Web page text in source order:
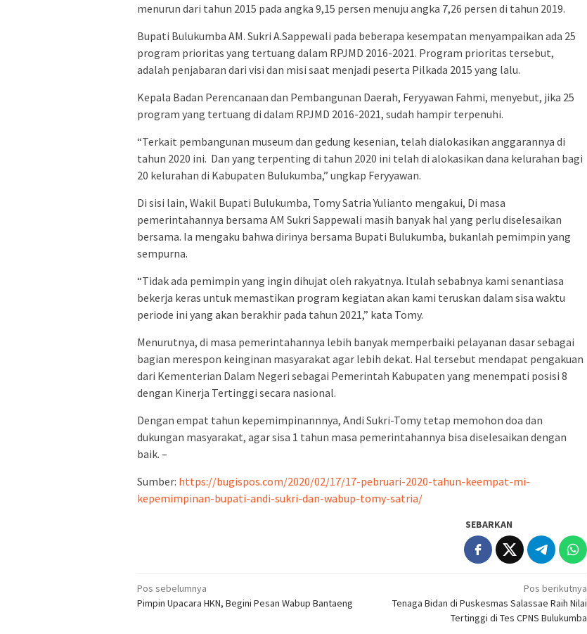
menurun dari tahun 2015 pada angka 9,15 persen menuju angka 7,26 persen di tahun 2019.
Bupati Bulukumba AM. Sukri A.Sappewali pada beberapa kesempatan menyampaikan ada 25
program prioritas yang tertuang dalam RPJMD 2016-2021. Program prioritas tersebut,
adalah penjabaran dari visi dan misi saat menjadi peserta Pilkada 2015 yang lalu.
Kepala Badan Perencanaan dan Pembangunan Daerah, Feryyawan Fahmi, menyebut, jika 25
program yang tertuang di dalam RPJMD 2016-2021, sudah hampir terpenuhi.
“Terkait pembangunan museum dan gedung kesenian, telah dialokasikan anggarannya di
tahun 2020 ini. Dan yang terpenting di tahun 2020 ini telah di alokasikan dana kelurahan bagi
20 kelurahan di Kabupaten Bulukumba,” ungkap Feryyawan.
Di sisi lain, Wakil Bupati Bulukumba, Tomy Satria Yulianto mengakui, Di masa
pemerintahannya bersama AM Sukri Sappewali masih banyak hal yang perlu diselesaikan
bersama. Ia mengaku bahwa dirinya bersama Bupati Bulukumba, bukanlah pemimpin yang
sempurna.
“Tidak ada pemimpin yang ingin dihujat oleh rakyatnya. Itulah sebabnya kami senantiasa
bekerja keras untuk memastikan program kegiatan akan kami teruskan dalam sisa waktu
periode ini yang akan berakhir pada tahun 2021,” kata Tomy.
Menurutnya, di masa pemerintahannya lebih banyak memperbaiki pelayanan dasar sebagai
bagian merespon keinginan masyarakat agar lebih dekat. Hal tersebut mendapat pengakuan
dari Kementerian Dalam Negeri sebagai Pemerintah Kabupaten yang menempati posisi 8
dengan Kinerja Tertinggi secara nasional.
Dengan empat tahun kepemimpinannnya, Andi Sukri-Tomy tetap memohon doa dan
dukungan masyarakat, agar sisa 1 tahun masa pemerintahannya bisa diselesaikan dengan
baik. –
Sumber: https://bugispos.com/2020/02/17/17-pebruari-2020-tahun-keempat-mi-
kepemimpinan-bupati-andi-sukri-dan-wabup-tomy-satria/
SEBARKAN
Navigasi
pos
Pos sebelumnya
Pimpin Upacara HKN, Begini Pesan Wabup Bantaeng
Pos berikutnya
Tenaga Bidan di Puskesmas Salassae Raih Nilai
Tertinggi di Tes CPNS Bulukumba